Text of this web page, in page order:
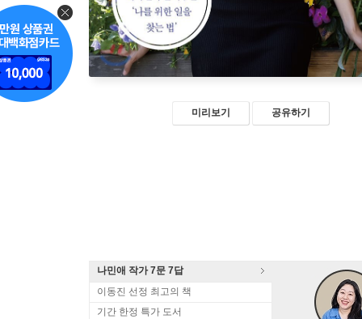
미리보기 공유하기
나민애 작가 7문 7답
이동진 선정 최고의 책
기간 한정 특가 도서